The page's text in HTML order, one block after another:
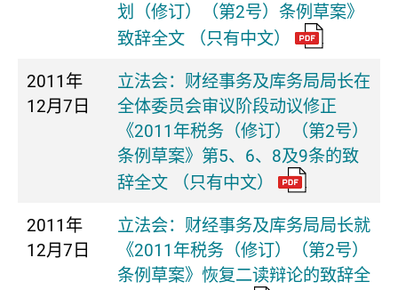
划（修订）（第2号）条例草案》
致辞全文 （只有中文）
2011年
12月7日
立法会：财经事务及库务局局长在
全体委员会审议阶段动议修正
《2011年税务（修订）（第2号）
条例草案》第5、6、8及9条的致
辞全文 （只有中文）
2011年
12月7日
立法会：财经事务及库务局局长就
《2011年税务（修订）（第2号）
条例草案》恢复二读辩论的致辞全